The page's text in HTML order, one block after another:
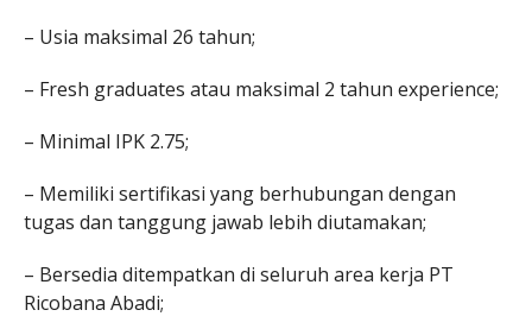
– Usia maksimal 26 tahun;
– Fresh graduates atau maksimal 2 tahun experience;
– Minimal IPK 2.75;
– Memiliki sertifikasi yang berhubungan dengan
tugas dan tanggung jawab lebih diutamakan;
– Bersedia ditempatkan di seluruh area kerja PT
Ricobana Abadi;